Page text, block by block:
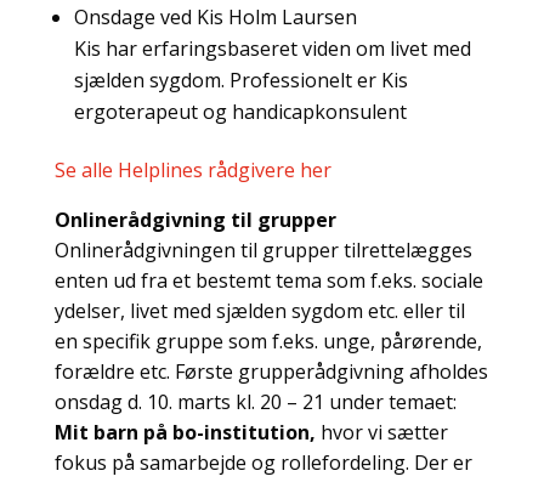
Onsdage ved Kis Holm Laursen
Kis har erfaringsbaseret viden om livet med
sjælden sygdom. Professionelt er Kis
ergoterapeut og handicapkonsulent
Se alle Helplines rådgivere her
Onlinerådgivning til grupper
Onlinerådgivningen til grupper tilrettelægges
enten ud fra et bestemt tema som f.eks. sociale
ydelser, livet med sjælden sygdom etc. eller til
en specifik gruppe som f.eks. unge, pårørende,
forældre etc. Første grupperådgivning afholdes
onsdag d. 10. marts kl. 20 – 21 under temaet:
Mit barn på bo-institution, hvor vi sætter
fokus på samarbejde og rollefordeling. Der er